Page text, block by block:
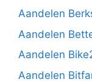
Aandelen
Aandelen
Aandelen
Aandelen